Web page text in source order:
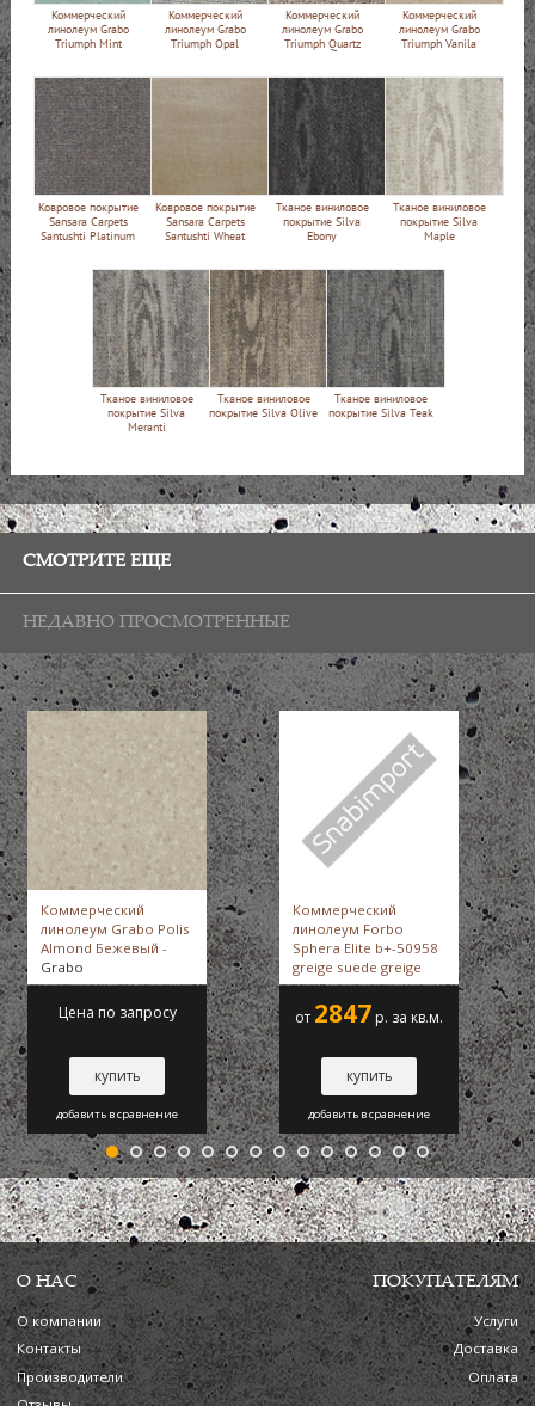
Коммерческий
линолеум Grabo
Triumph Mint
Коммерческий
линолеум Grabo
Triumph Opal
Коммерческий
линолеум Grabo
Triumph Quartz
Коммерческий
линолеум Grabo
Triumph Vanila
Ковровое покрытие
Sansara Carpets
Santushti Platinum
Ковровое покрытие
Sansara Carpets
Santushti Wheat
Тканое виниловое
покрытие Silva
Ebony
Тканое виниловое
покрытие Silva
Maple
Тканое виниловое
покрытие Silva
Meranti
Тканое виниловое
покрытие Silva Olive
Тканое виниловое
покрытие Silva Teak
СМОТРИТЕ ЕЩЕ
НЕДАВНО ПРОСМОТРЕННЫЕ
Коммерческий
линолеум Grabo Polis
Almond Бежевый -
Grabo
Цена по запросу
купить
добавить в сравнение
Коммерческий
линолеум Forbo
Sphera Elite b+-50958
greige suede greige
suede -Forbo
от 2847 р. за кв.м.
купить
добавить в сравнение
О НАС
О компании
Контакты
Производители
ПОКУПАТЕЛЯМ
Услуги
Доставка
Оплата